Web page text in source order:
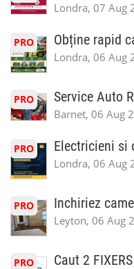
Londra, 07 Aug
PRO Obține rapid
Londra, 06 Aug
PRO Service Auto
Barnet, 06 Aug
PRO Electricieni si
Londra, 06 Aug
PRO Inchiriez
Leyton, 06 Aug
PRO Caut 2